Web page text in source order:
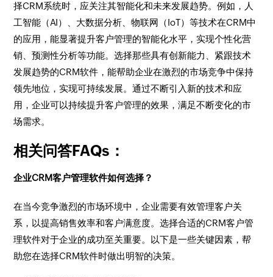
择CRM系统时，应关注其智能化和未来发展趋势。例如，人
工智能（AI）、大数据分析、物联网（IoT）等技术在CRM中
的应用，能显著提升客户管理的智能化水平，实现个性化营
销、预测性分析等功能。选择那些具有创新能力、紧跟技术
发展趋势的CRM软件，能帮助企业在激烈的市场竞争中保持
领先地位，实现可持续发展。通过不断引入新的技术和应
用，企业可以持续提升客户管理的效果，满足不断变化的市
场需求。
相关问答FAQs：
企业CRM客户管理软件如何选择？
在当今竞争激烈的市场环境中，企业需要有效管理客户关
系，以提高销售效率和客户满意度。选择合适的CRM客户管
理软件对于企业的成功至关重要。以下是一些关键因素，帮
助您在选择CRM软件时做出明智的决策。